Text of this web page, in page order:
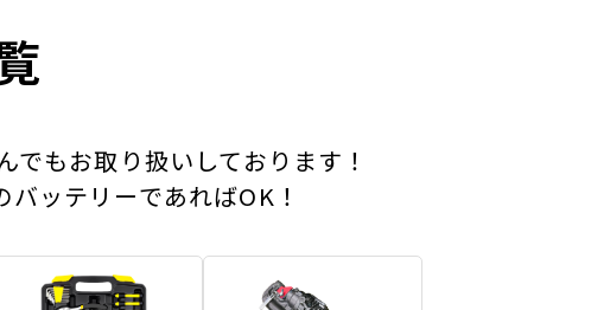
もお取り扱いしております！
ッテリーであればOK！